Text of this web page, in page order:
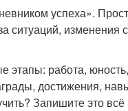
успеха».
ситуаций,
работа,
достижения,
Запишите это